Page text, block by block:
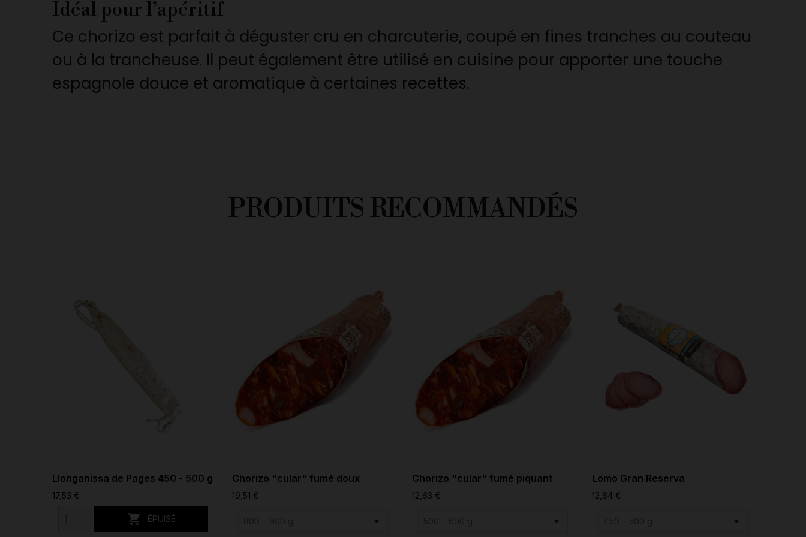
Idéal pour l’apéritif
Ce chorizo est parfait à déguster cru en charcuterie, coupé en fines tranches au couteau
ou à la trancheuse. Il peut également être utilisé en cuisine pour apporter une touche
espagnole douce et aromatique à certaines recettes.
PRODUITS RECOMMANDÉS
Llonganissa de Pages 450 - 500 g
17,53 €
 ÉPUISÉ
Chorizo "cular" fumé doux
19,51 €
Chorizo "cular" fumé piquant
12,63 €
Lomo Gran Reserva
12,64 €